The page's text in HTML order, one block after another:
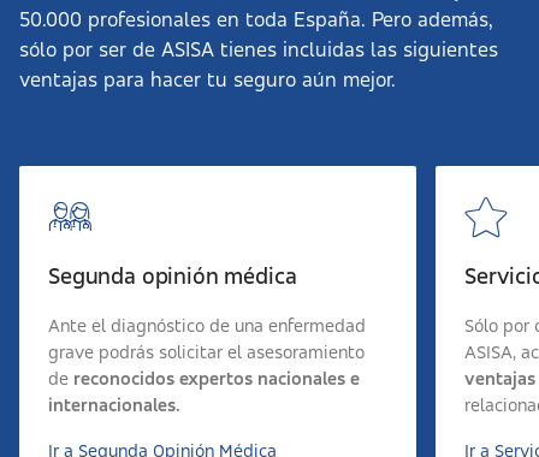
50.000 profesionales en toda España. Pero además,
sólo por ser de ASISA tienes incluidas las siguientes
ventajas para hacer tu seguro aún mejor.
Segunda opinión médica
Ante el diagnóstico de una enfermedad
grave podrás solicitar el asesoramiento
de reconocidos expertos nacionales e
internacionales.
Ir a Segunda Opinión Médica
Sólo por
ASISA,
ventajas
Ir a